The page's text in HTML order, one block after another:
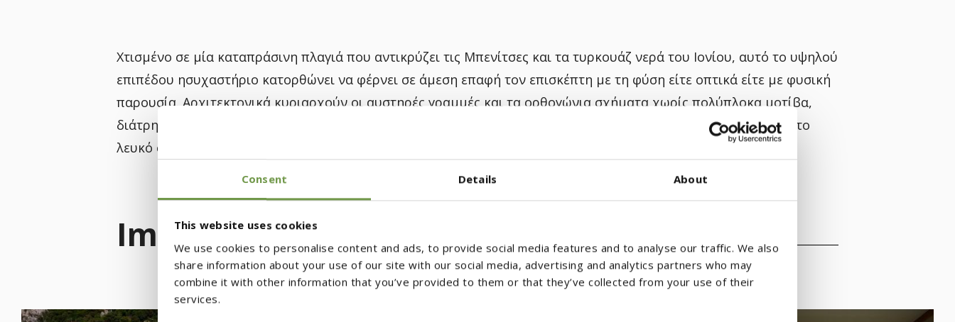
Consent Details About
This website uses cookies
We use cookies to personalise content and ads, to provide social media features and to analyse our traffic. We also
share information about your use of our site with our social media, advertising and analytics partners who may
combine it with other information that you’ve provided to them or that they’ve collected from your use of their
services.
Χτισμένο σε μία καταπράσινη πλαγιά που αντικρύζει τις Μπενίτσες και τα τυρκουάζ νερά του Ιονίου, αυτό το υψηλού
επιπέδου ησυχαστήριο κατορθώνει να φέρνει σε άμεση επαφή τον επισκέπτη με τη φύση είτε οπτικά είτε με φυσική
παρουσία. Αρχιτεκτονικά κυριαρχούν οι αυστηρές γραμμές και τα ορθογώνια σχήματα χωρίς πολύπλοκα μοτίβα,
διάτρητα μεταλλικά στοιχεία και ζεστοί φωτισμοί, ενώ χρωματικά οι τόνοι κινούνται στο καφέ, στο μπεζ και στο
λευκό σε συμφωνία με το γήινο περιβάλλον και το ευρύτερο φυσικό τοπίο.
Image Gallery